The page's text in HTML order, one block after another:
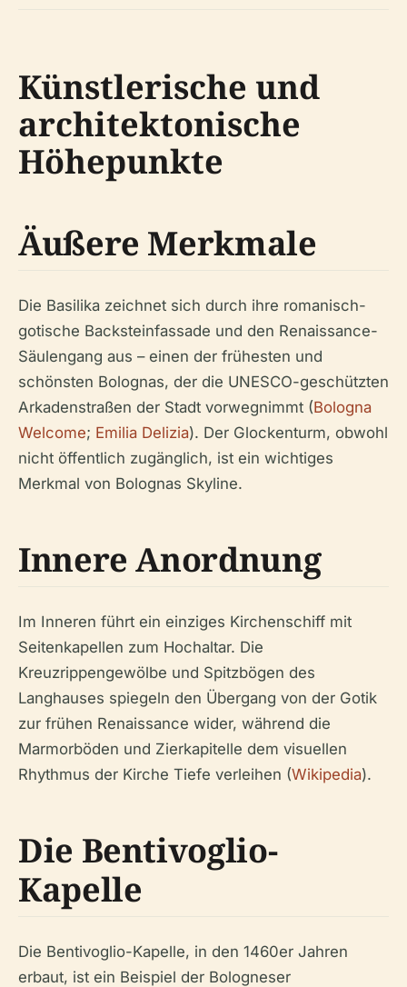
Künstlerische und
architektonische
Höhepunkte
Äußere Merkmale
Die Basilika zeichnet sich durch ihre romanisch-
gotische Backsteinfassade und den Renaissance-
Säulengang aus – einen der frühesten und
schönsten Bolognas, der die UNESCO-geschützten
Arkadenstraßen der Stadt vorwegnimmt (Bologna
Welcome; Emilia Delizia). Der Glockenturm, obwohl
nicht öffentlich zugänglich, ist ein wichtiges
Merkmal von Bolognas Skyline.
Innere Anordnung
Im Inneren führt ein einziges Kirchenschiff mit
Seitenkapellen zum Hochaltar. Die
Kreuzrippengewölbe und Spitzbögen des
Langhauses spiegeln den Übergang von der Gotik
zur frühen Renaissance wider, während die
Marmorböden und Zierkapitelle dem visuellen
Rhythmus der Kirche Tiefe verleihen (Wikipedia).
Die Bentivoglio-
Kapelle
Die Bentivoglio-Kapelle, in den 1460er Jahren
erbaut, ist ein Beispiel der Bologneser